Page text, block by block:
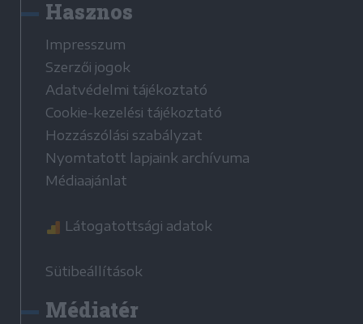
Hasznos
Impresszum
Szerzői jogok
Adatvédelmi tájékoztató
Cookie-kezelési tájékoztató
Hozzászólási szabályzat
Nyomtatott lapjaink archívuma
Médiaajánlat
Látogatottsági adatok
Sütibeállítások
Médiatér